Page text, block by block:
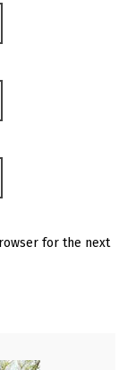
for the next